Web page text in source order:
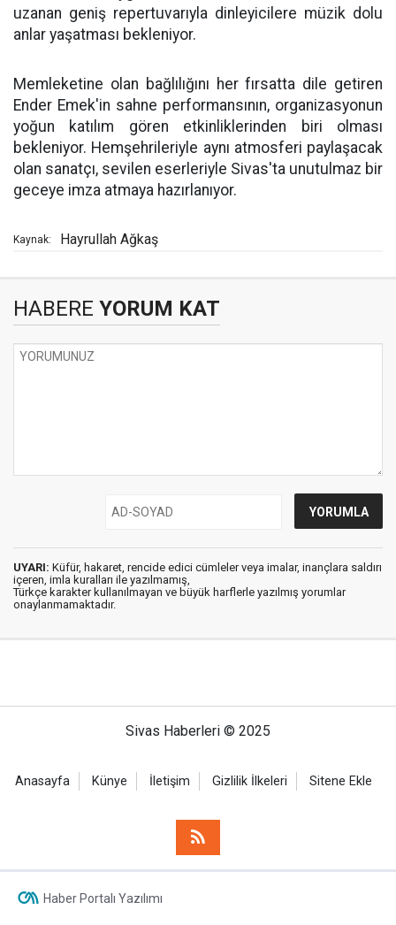
uzanan geniş repertuvarıyla dinleyicilere müzik dolu
anlar yaşatması bekleniyor.
Memleketine olan bağlılığını her fırsatta dile getiren
Ender Emek'in sahne performansının, organizasyonun
yoğun katılım gören etkinliklerinden biri olması
bekleniyor. Hemşehrileriyle aynı atmosferi paylaşacak
olan sanatçı, sevilen eserleriyle Sivas'ta unutulmaz bir
geceye imza atmaya hazırlanıyor.
Kaynak: Hayrullah Ağkaş
HABERE YORUM KAT
UYARI: Küfür, hakaret, rencide edici cümleler veya imalar, inançlara saldırı
içeren, imla kuralları ile yazılmamış,
Türkçe karakter kullanılmayan ve büyük harflerle yazılmış yorumlar
onaylanmamaktadır.
Sivas Haberleri © 2025
Anasayfa Künye İletişim Gizlilik İlkeleri Sitene Ekle
Haber Portalı Yazılımı